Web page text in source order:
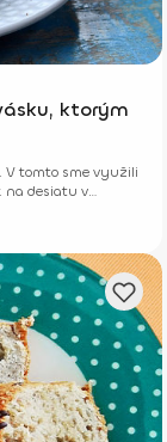
ktorým
tomto sme využili
na desiatu v